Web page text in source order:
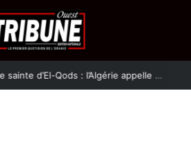
Protection de la ville sainte d’El-Qods : l’Algérie appelle à une action collective